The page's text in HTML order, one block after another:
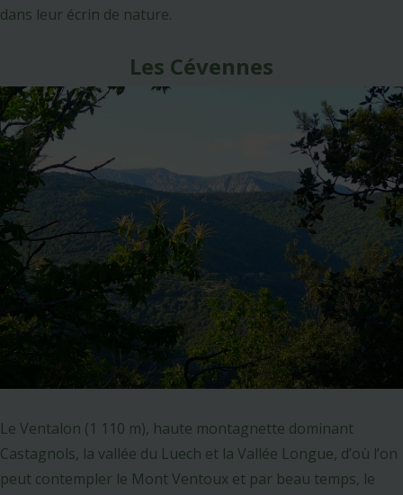
dans leur écrin de nature.
Les Cévennes
Le Ventalon (1 110 m), haute montagnette dominant
Castagnols, la vallée du Luech et la Vallée Longue, d’où l’on
peut contempler le Mont Ventoux et par beau temps, le